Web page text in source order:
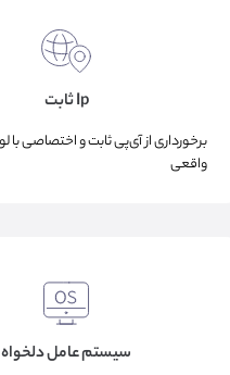
Ip ثابت
واقعی
سیستم عامل دلخواه